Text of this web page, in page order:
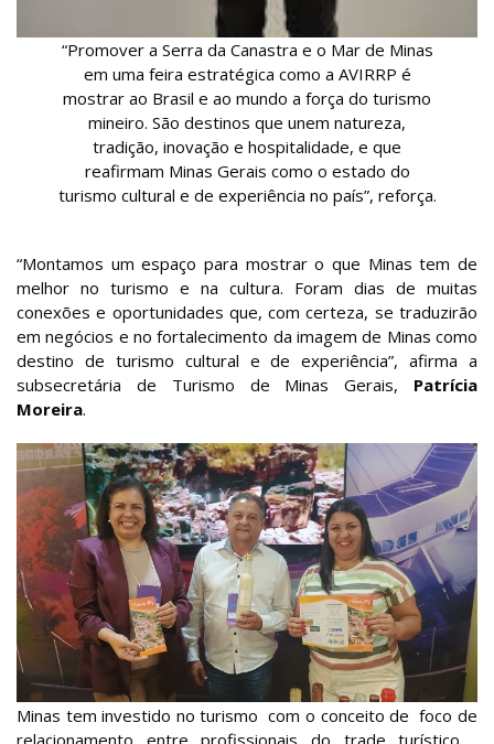
“Promover a Serra da Canastra e o Mar de Minas
em uma feira estratégica como a AVIRRP é
mostrar ao Brasil e ao mundo a força do turismo
mineiro. São destinos que unem natureza,
tradição, inovação e hospitalidade, e que
reafirmam Minas Gerais como o estado do
turismo cultural e de experiência no país”, reforça.
“Montamos um espaço para mostrar o que Minas tem de
melhor no turismo e na cultura. Foram dias de muitas
conexões e oportunidades que, com certeza, se traduzirão
em negócios e no fortalecimento da imagem de Minas como
destino de turismo cultural e de experiência”, afirma a
subsecretária de Turismo de Minas Gerais, Patrícia
Moreira.
Minas tem investido no turismo com o conceito de foco de
relacionamento entre profissionais do trade turístico ,